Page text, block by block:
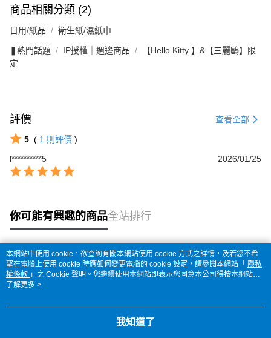
商品相關分類 (2)
日用/紙品 衛生紙/濕紙巾
❚熱門話題 IP授權｜週邊商品
【Hello Kitty 】&【三麗鷗】限
定
評價 查看全部
5 ( 1 則評價 )
l**********5
2026/01/25
你可能有興趣的商品全站排行
熱門標籤
本網站中使用 cookie，欲查詢有關本網站使用 cookie 方式之詳情，及若您不希
望在電腦上使用 cookie 時應如何變更電腦的 cookie 設定，請參閱本網站「 隱私
權條款 」之 Cookie 聲明。您繼續使用本網站即表示您同意本公司得按本網站使
用條款之 Cookie 聲明使用 cookie。
了解更多 >
我知道了